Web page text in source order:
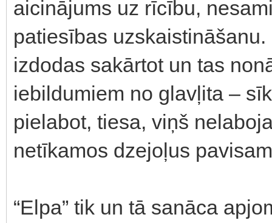
aicinājums uz rīcību,
patiesības
izdodas sakārtot un tas
iebildumiem no glavļita –
pielabot, tiesa, viņš
netīkamos dzejoļus
“Elpa” tik un tā sanāca